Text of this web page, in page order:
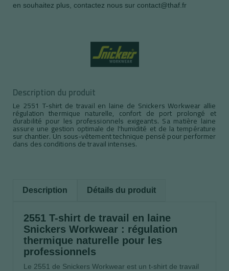
en souhaitez plus, contactez nous sur contact@thaf.fr
Description du produit
Le 2551 T-shirt de travail en laine de Snickers Workwear allie
régulation thermique naturelle, confort de port prolongé et
durabilité pour les professionnels exigeants. Sa matière laine
assure une gestion optimale de l'humidité et de la température
sur chantier. Un sous-vêtement technique pensé pour performer
dans des conditions de travail intenses.
Description Détails du produit
2551 T-shirt de travail en laine
Snickers Workwear : régulation
thermique naturelle pour les
professionnels
Le 2551 de Snickers Workwear est un t-shirt de travail